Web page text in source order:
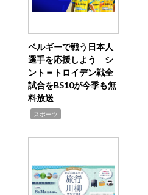
ベルギーで戦う日本人
選手を応援しよう シ
ント＝トロイデン戦全
試合をBS10が今季も無
料放送
スポーツ